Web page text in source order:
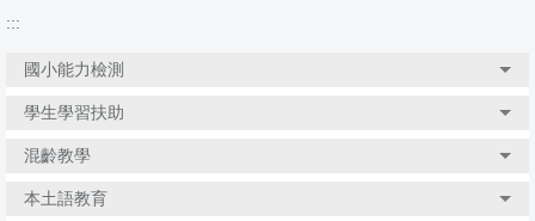
:::
國小能力檢測
學生學習扶助
混齡教學
本土語教育